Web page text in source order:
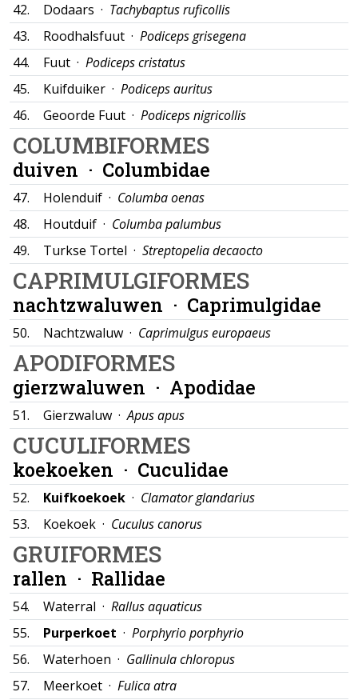
42. Dodaars · Tachybaptus ruficollis
43.
Roodhalsfuut · Podiceps grisegena
44.
Fuut · Podiceps cristatus
45.
Kuifduiker · Podiceps auritus
46.
Geoorde Fuut · Podiceps nigricollis
COLUMBIFORMES
duiven · Columbidae
47. Holenduif · Columba oenas
48.
Houtduif · Columba palumbus
49.
Turkse Tortel · Streptopelia decaocto
CAPRIMULGIFORMES
nachtzwaluwen · Caprimulgidae
50. Nachtzwaluw · Caprimulgus europaeus
APODIFORMES
gierzwaluwen · Apodidae
51. Gierzwaluw ·Apus apus
CUCULIFORMES
koekoeken · Cuculidae
52. Kuifkoekoek · Clamator glandarius
53.
Koekoek · Cuculus canorus
GRUIFORMES
rallen · Rallidae
54. Waterral · Rallus aquaticus
55.
Purperkoet · Porphyrio porphyrio
56.
Waterhoen · Gallinula chloropus
57.
Meerkoet · Fulica atra